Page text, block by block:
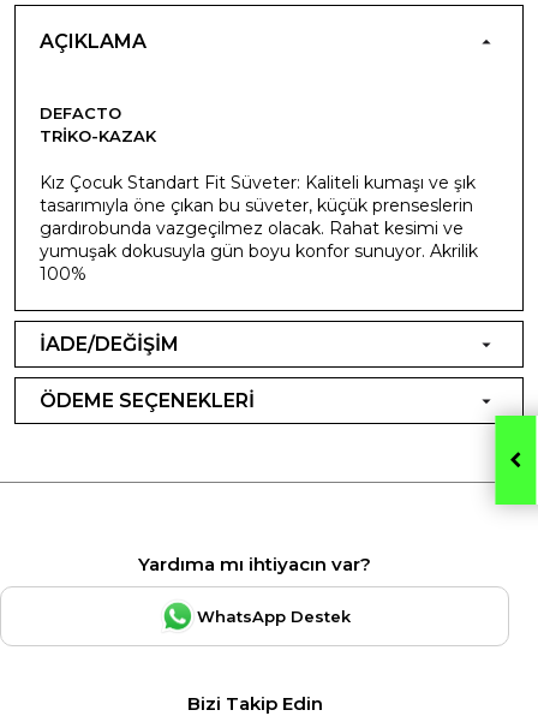
AÇIKLAMA
DEFACTO
TRIKO-KAZAK
Kız Çocuk Standart Fit Süveter: Kaliteli kumaşı ve şık
tasarımıyla öne çıkan bu süveter, küçük prenseslerin
gardırobunda vazgeçilmez olacak. Rahat kesimi ve
yumuşak dokusuyla gün boyu konfor sunuyor. Akrilik
100%
İADE/DEĞİŞİM
ÖDEME SEÇENEKLERİ
Yardıma mı ihtiyacın var?
WhatsApp Destek
Bizi Takip Edin